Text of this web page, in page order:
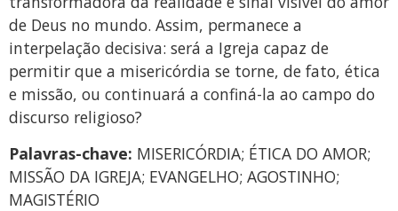
de Deus no mundo. Assim, permanece a
interpelação decisiva: será a Igreja capaz de
permitir que a misericórdia se torne, de fato, ética
e missão, ou continuará a confiná-la ao campo do
discurso religioso?
Palavras-chave: MISERICÓRDIA; ÉTICA DO AMOR;
MISSÃO DA IGREJA; EVANGELHO; AGOSTINHO;
MAGISTÉRIO